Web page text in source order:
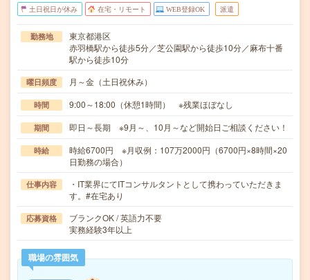
土日祝日が休み 在宅・リモート WEB登録OK 派遣
勤務地
東京都港区
赤羽橋駅から徒歩5分／芝公園駅から徒歩10分／麻布十番
駅から徒歩10分
曜日頻度 月～金（土日祝休み）
時間 9:00～18:00（休憩1時間） ※残業ほぼなし
期間 即日～長期 ※9月～、10月～など開始日ご相談ください！
時給
時給6700円 ※月収例：107万2000円（6700円×8時間×20
日勤務の場合）
仕事内容
・IT業界にてITコンサルタントとして携わっていただきま
す。#在宅あり
応募資格
ブランクOK / 英語力不要
実務経験3年以上
職場の雰囲気